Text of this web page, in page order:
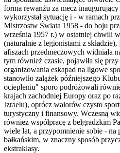
forma rewanżu za mecz
wykorzystał sytuację i - w ramach
Mistrzostw Świata 1958 - do boju
września 1957 r.) w ostatniej chwili
(naturalnie z legionistami z
afiszach przedmeczowych widniała
tym również czasie, pojawiła się
organizowania eskapad na ligowe
stanowiło zalążek późniejszego
ociepleniu" sporo podróżowali
krajach zachodniej Europy oraz po
Izraelu), oprócz walorów czysto
turystyczny i finansowy. Wczesną
również współpracę z belgradzkim
wiele lat, a przypomnienie sobie -
bałkańskim, w znaczny sposób
ekstraklasy.